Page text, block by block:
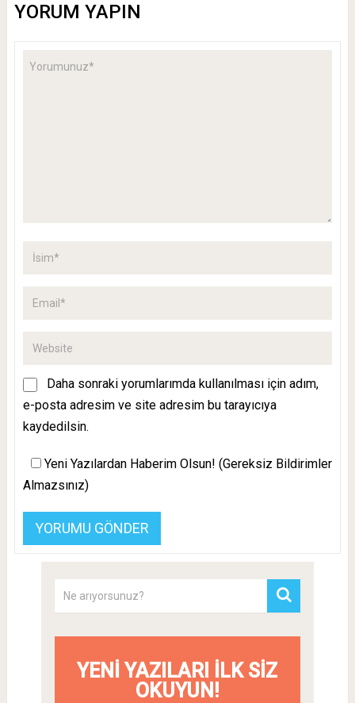
YORUM YAPIN
Daha sonraki yorumlarımda kullanılması için adım,
e-posta adresim ve site adresim bu tarayıcıya
kaydedilsin.
Yeni Yazılardan Haberim Olsun! (Gereksiz Bildirimler
Almazsınız)
YENI YAZILARI İLK SIZ
OKUYUN!